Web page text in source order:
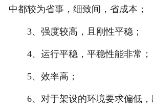
中都较为省事，细致间，省成本；
3、强度较高，且刚性平稳；
4、运行平稳，平稳性能非常；
5、效率高；
6、对于架设的环境要求偏低，